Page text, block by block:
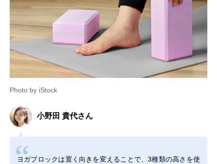
Photo by iStock
小野田 貴代さん
ヨガブロックは置く向きを変えることで、3種類の高さを使